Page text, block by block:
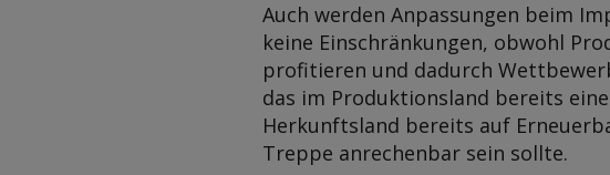
Auch werden Anpassungen beim
keine Einschränkungen, obwohl
profitieren und dadurch
das im Produktionsland bereits
Herkunftsland bereits auf
Treppe anrechenbar sein sollte.